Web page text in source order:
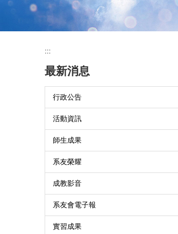
:::
最新消息
行政公告
活動資訊
師生成果
系友榮耀
成教影音
系友會電子報
實習成果